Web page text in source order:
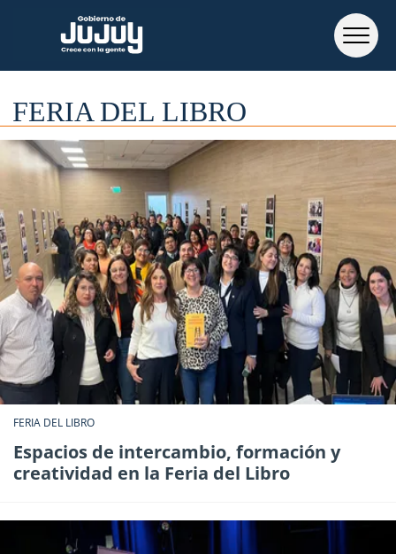
FERIA DEL LIBRO
FERIA DEL LIBRO
Espacios de intercambio, formación y
creatividad en la Feria del Libro